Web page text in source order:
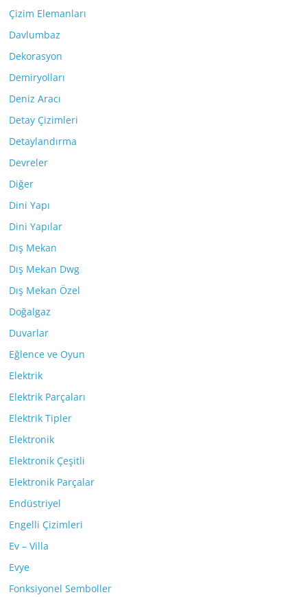
Çizim Elemanları
Davlumbaz
Dekorasyon
Demiryolları
Deniz Aracı
Detay Çizimleri
Detaylandırma
Devreler
Diğer
Dini Yapı
Dini Yapılar
Dış Mekan
Dış Mekan Dwg
Dış Mekan Özel
Doğalgaz
Duvarlar
Eğlence ve Oyun
Elektrik
Elektrik Parçaları
Elektrik Tipler
Elektronik
Elektronik Çeşitli
Elektronik Parçalar
Endüstriyel
Engelli Çizimleri
Ev – Villa
Evye
Fonksiyonel Semboller